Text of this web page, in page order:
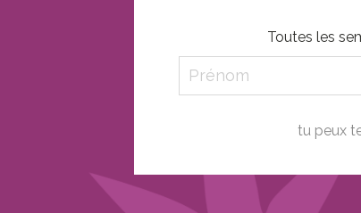
Toutes les
tu peux